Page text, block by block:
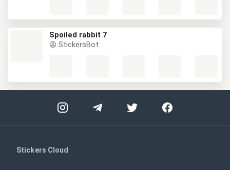
Spoiled rabbit 7
StickersBot
Stickers Cloud